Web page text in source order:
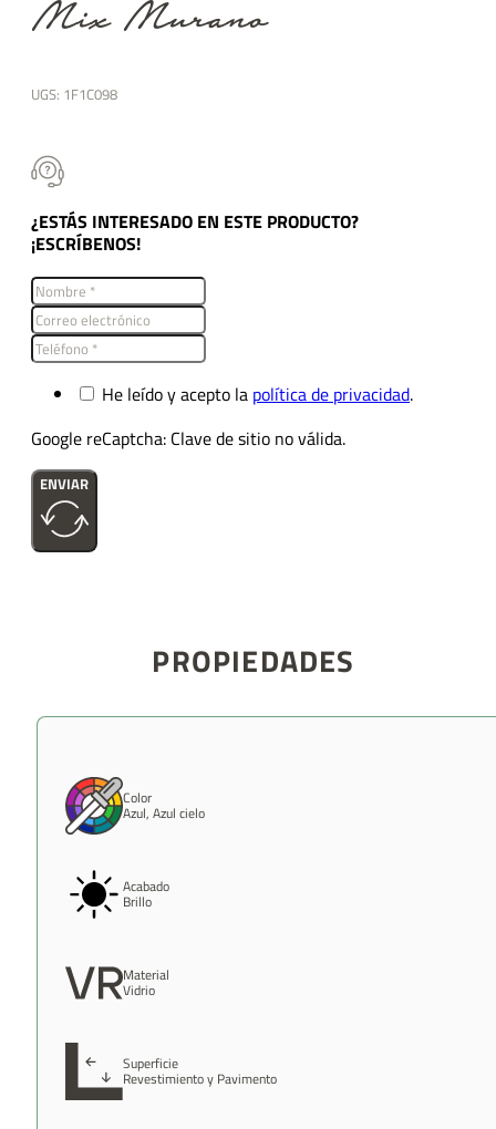
Mix Murano
UGS: 1F1C098
¿ESTÁS INTERESADO EN ESTE PRODUCTO?
¡ESCRÍBENOS!
He leído y acepto la política de privacidad.
Google reCaptcha: Clave de sitio no válida.
ENVIAR
PROPIEDADES
Color
Azul, Azul cielo
Acabado
Brillo
Material
Vidrio
Superficie
Revestimiento y Pavimento